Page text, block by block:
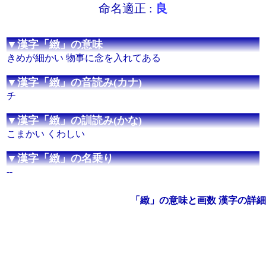
命名適正 : 良
▼漢字「緻」の意味
きめが細かい 物事に念を入れてある
▼漢字「緻」の音読み(カナ)
チ
▼漢字「緻」の訓読み(かな)
こまかい くわしい
▼漢字「緻」の名乗り
--
「緻」の意味と画数 漢字の詳細